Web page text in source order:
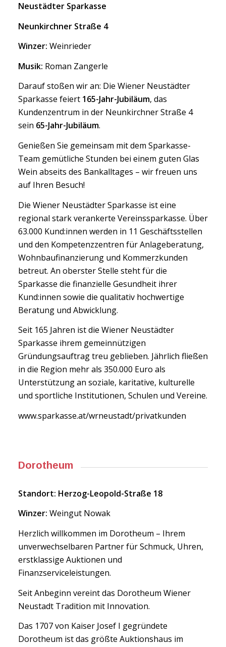
Neustädter Sparkasse
Neunkirchner Straße 4
Winzer: Weinrieder
Musik: Roman Zangerle
Darauf stoßen wir an: Die Wiener Neustädter
Sparkasse feiert 165-Jahr-Jubiläum, das
Kundenzentrum in der Neunkirchner Straße 4
sein 65-Jahr-Jubiläum.
Genießen Sie gemeinsam mit dem Sparkasse-
Team gemütliche Stunden bei einem guten Glas
Wein abseits des Bankalltages – wir freuen uns
auf Ihren Besuch!
Die Wiener Neustädter Sparkasse ist eine
regional stark verankerte Vereinssparkasse. Über
63.000 Kund:innen werden in 11 Geschäftsstellen
und den Kompetenzzentren für Anlageberatung,
Wohnbaufinanzierung und Kommerzkunden
betreut. An oberster Stelle steht für die
Sparkasse die finanzielle Gesundheit ihrer
Kund:innen sowie die qualitativ hochwertige
Beratung und Abwicklung.
Seit 165 Jahren ist die Wiener Neustädter
Sparkasse ihrem gemeinnützigen
Gründungsauftrag treu geblieben. Jährlich fließen
in die Region mehr als 350.000 Euro als
Unterstützung an soziale, karitative, kulturelle
und sportliche Institutionen, Schulen und Vereine.
www.sparkasse.at/wrneustadt/privatkunden
Dorotheum
Standort: Herzog-Leopold-Straße 18
Winzer: Weingut Nowak
Herzlich willkommen im Dorotheum – Ihrem
unverwechselbaren Partner für Schmuck, Uhren,
erstklassige Auktionen und
Finanzserviceleistungen.
Seit Anbeginn vereint das Dorotheum Wiener
Neustadt Tradition mit Innovation.
Das 1707 von Kaiser Josef I gegründete
Dorotheum ist das größte Auktionshaus im